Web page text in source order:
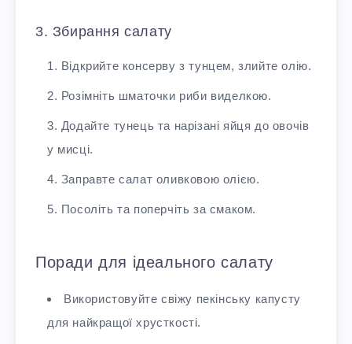
3. Збирання салату
Відкрийте консерву з тунцем, злийте олію.
Розімніть шматочки риби виделкою.
Додайте тунець та нарізані яйця до овочів
у мисці.
Заправте салат оливковою олією.
Посоліть та поперчіть за смаком.
Поради для ідеального салату
Використовуйте свіжу пекінську капусту
для найкращої хрусткості.